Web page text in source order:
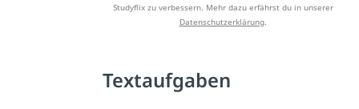
Studyflix zu verbessern. Mehr dazu erfährst du in unserer
Datenschutzerklärung.
Textaufgaben